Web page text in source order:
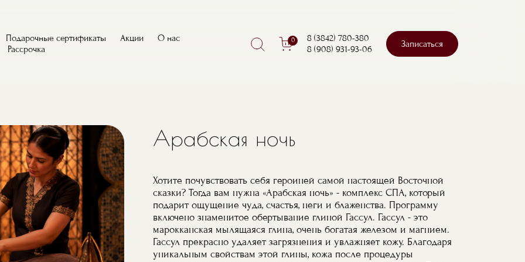
Подарочные сертификаты Акции
О нас
Рассрочка
Поиск
0
8 (3842) 780-380
8 (908) 931-93-06
Записаться
Арабская ночь
Хотите почувствовать себя героиней самой настоящей Восточной
сказки? Тогда вам нужна «Арабская ночь» - комплекс СПА, который
подарит ощущение чуда, счастья, неги и блаженства. Программу
включено знаменитое обертывание глиной Гассул. Гассул - это
марокканская мылящаяся глина, очень богатая железом и магнием.
Гассул прекрасно удаляет загрязнения и увлажняет кожу. Благодаря
уникальным свойствам этой глины, кожа после процедуры